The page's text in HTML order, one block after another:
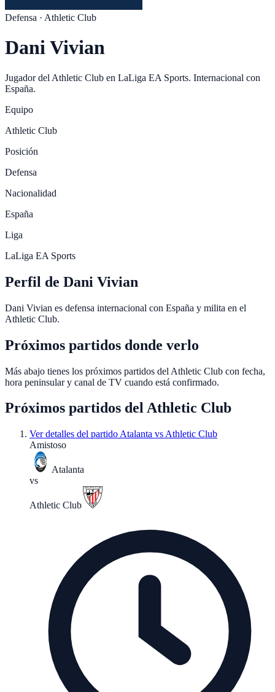
Defensa · Athletic Club
Dani Vivian
Jugador del Athletic Club en LaLiga EA Sports. Internacional con
España.
Equipo
Athletic Club
Posición
Defensa
Nacionalidad
España
Liga
LaLiga EA Sports
Perfil de Dani Vivian
Dani Vivian es defensa internacional con España y milita en el
Athletic Club.
Próximos partidos donde verlo
Más abajo tienes los próximos partidos del Athletic Club con fecha,
hora peninsular y canal de TV cuando está confirmado.
Próximos partidos delAthletic Club
Ver detalles del partido Atalanta vs Athletic Club
Amistoso
Atalanta
vs
Athletic Club